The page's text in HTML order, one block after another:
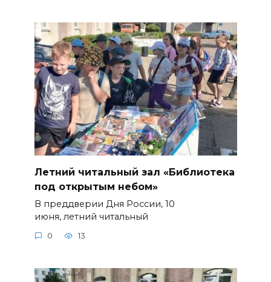
Летний читальный зал «Библиотека
под открытым небом»
В преддверии Дня России, 10
июня, летний читальный
0 13